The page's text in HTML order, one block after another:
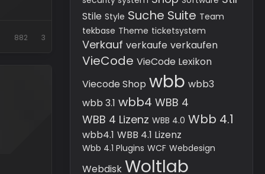
882 3
Stile Style Suche Suite Team
tekbase Theme ticketsystem
Verkauf verkaufe verkaufen
VieCode VieCode Lexikon
Viecode Shop wbb wbb3
wbb 3.1 wbb4 WBB 4
WBB 4 Lizenz WBB 4.0 Wbb 4.1
wbb4.1 WBB 4.1 Lizenz
Wbb 4.1 Plugins WCF Webdesign
Webdisk Woltlab